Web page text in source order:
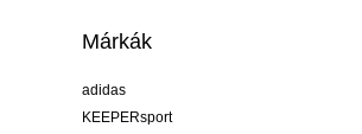
Márkák
adidas
KEEPERsport